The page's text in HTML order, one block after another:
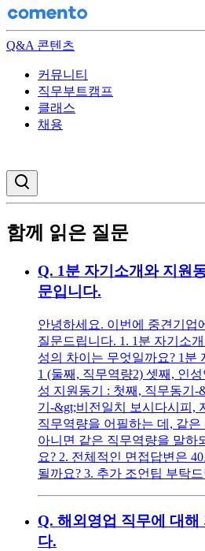
Q&A 콘텐츠
커뮤니티
직무부트캠프
클래스
채용
함께 읽은 질문
Q. 1분 자기소개와 지원
문입니다.
안녕하세요. 이번에 중견기업
질문드립니다. 1. 1분 자기소
성의 차이는 무엇일까요? 1분
1 (둘째, 직무역량2) 셋째, 인
성 지원동기 : 첫째, 직무동기-
기-&gt;비전일치 보시다시피,
직무역량을 어필하는 데, 같
아니면 같은 직무역량을 말하
요? 2. 전체적인 면접답변은
될까요? 3. 추가 조언팁 부탁
Q. 해외영업 직무에 대해
다.